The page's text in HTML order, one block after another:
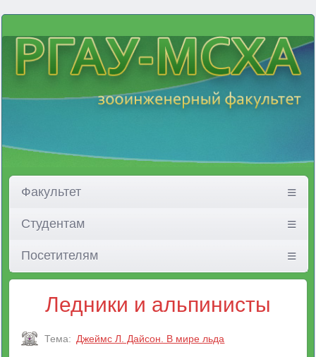
Факультет
Студентам
Посетителям
Ледники и альпинисты
Тема: Джеймс Л. Дайсон. В мире льда